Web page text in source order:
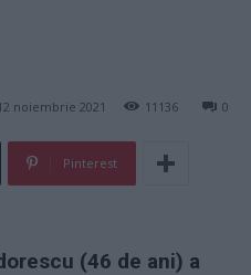
noiembrie 2021 0
11136
Pinterest
(46 de ani) a